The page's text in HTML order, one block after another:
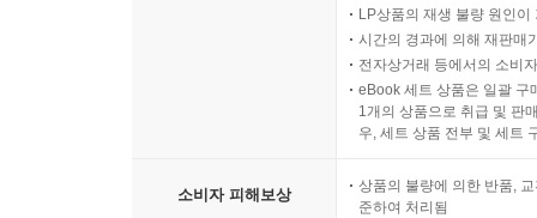
LP상품의 재생 불량 원인
시간의 경과에 의해 재판매
전자상거래 등에서의 소비
eBook 세트 상품은 일괄 구
1개의 상품으로 취급 및 판
우, 세트 상품 전부 및 세트
소비자 피해보상
상품의 불량에 의한 반품,
준하여 처리됨